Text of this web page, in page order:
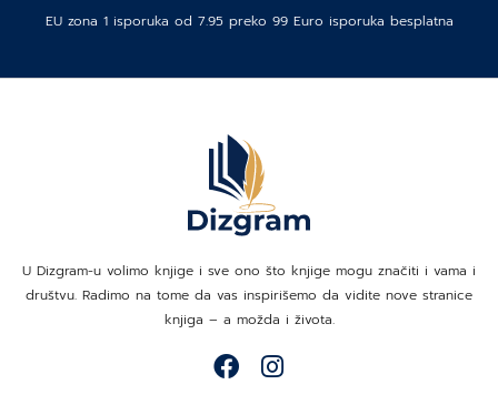
EU zona 1 isporuka od 7.95 preko 99 Euro isporuka besplatna
U Dizgram-u volimo knjige i sve ono što knjige mogu značiti i vama i
društvu. Radimo na tome da vas inspirišemo da vidite nove stranice
knjiga – a možda i života.
F
I